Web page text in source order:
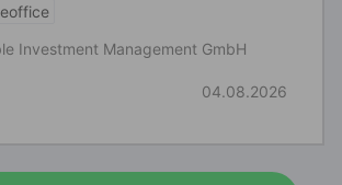
Investment Management GmbH
04.08.2026